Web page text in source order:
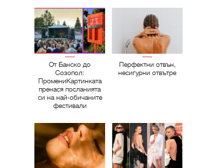
От Банско до
Созопол:
ПромениКартинката
пренася посланията
си на най-обичаните
фестивали
Перфектни отвън,
несигурни отвътре